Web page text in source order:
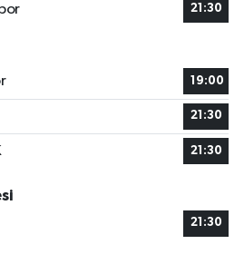
21:30
19:00
21:30
21:30
21:30